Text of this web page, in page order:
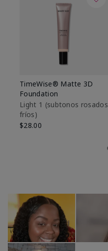
TimeWise® Matte 3D
Foundation
Light 1​ (subtonos rosados
fríos)
$28.00